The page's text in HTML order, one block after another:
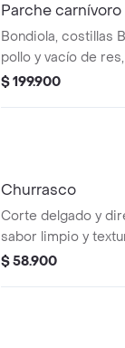
Parche
Bondiola, costillas
pollo y vacío de
la casa, servidos
$ 199.900
Churrasco
Corte delgado y
sabor limpio y
confiable que nunca
$ 58.900